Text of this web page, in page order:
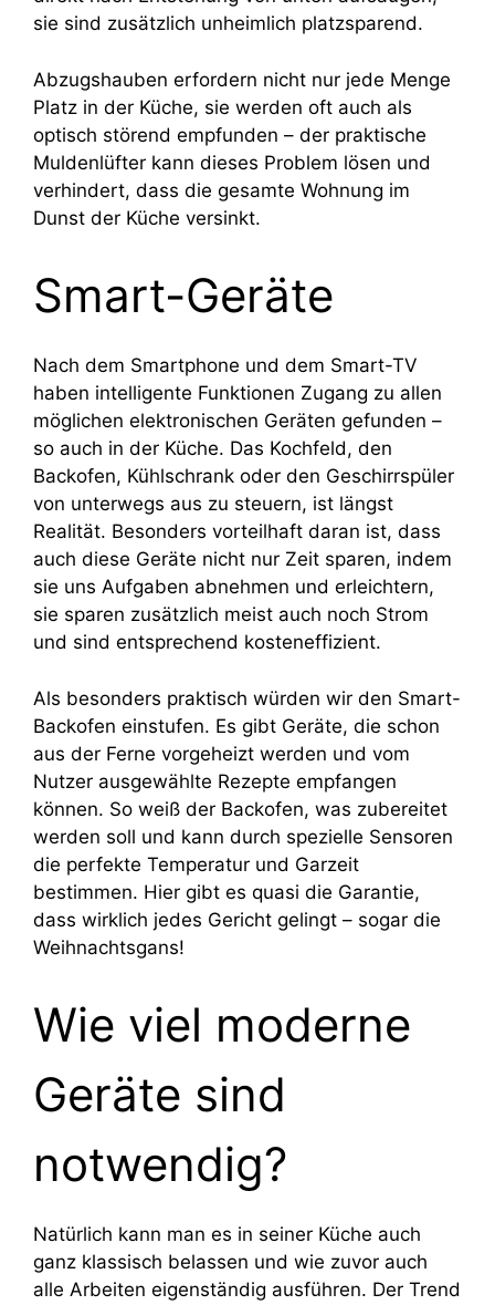
sie sind zusätzlich unheimlich platzsparend.
Abzugshauben erfordern nicht nur jede Menge
Platz in der Küche, sie werden oft auch als
optisch störend empfunden – der praktische
Muldenlüfter kann dieses Problem lösen und
verhindert, dass die gesamte Wohnung im
Dunst der Küche versinkt.
Smart-Geräte
Nach dem Smartphone und dem Smart-TV
haben intelligente Funktionen Zugang zu allen
möglichen elektronischen Geräten gefunden –
so auch in der Küche. Das Kochfeld, den
Backofen, Kühlschrank oder den Geschirrspüler
von unterwegs aus zu steuern, ist längst
Realität. Besonders vorteilhaft daran ist, dass
auch diese Geräte nicht nur Zeit sparen, indem
sie uns Aufgaben abnehmen und erleichtern,
sie sparen zusätzlich meist auch noch Strom
und sind entsprechend kosteneffizient.
Als besonders praktisch würden wir den Smart-
Backofen einstufen. Es gibt Geräte, die schon
aus der Ferne vorgeheizt werden und vom
Nutzer ausgewählte Rezepte empfangen
können. So weiß der Backofen, was zubereitet
werden soll und kann durch spezielle Sensoren
die perfekte Temperatur und Garzeit
bestimmen. Hier gibt es quasi die Garantie,
dass wirklich jedes Gericht gelingt – sogar die
Weihnachtsgans!
Wie viel moderne
Geräte sind
notwendig?
Natürlich kann man es in seiner Küche auch
ganz klassisch belassen und wie zuvor auch
alle Arbeiten eigenständig ausführen. Der Trend